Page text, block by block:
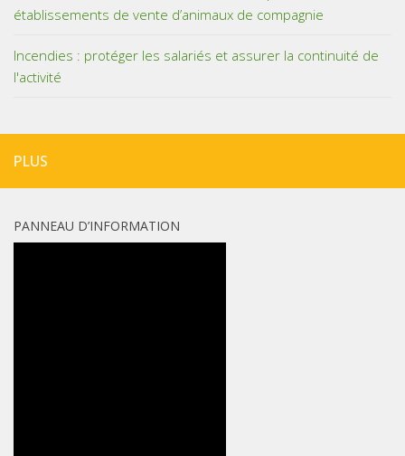
établissements de vente d’animaux de compagnie
Incendies : protéger les salariés et assurer la continuité de
l'activité
PLUS
PANNEAU D’INFORMATION